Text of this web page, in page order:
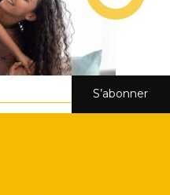
S’abonner